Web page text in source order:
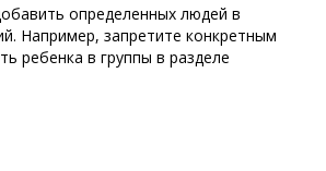
определенных людей в
Например, запретите конкретным
ребенка в группы в разделе